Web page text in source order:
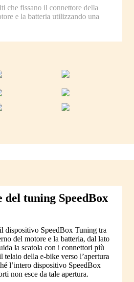
che fissano il connettore della
e la batteria utilizzando una
del tuning SpeedBox
dispositivo SpeedBox Tuning tra
del motore e la batteria, dal lato
la scatola con i connettori più
telaio della e-bike verso l’apertura
l’intero dispositivo SpeedBox
non esce da tale apertura.